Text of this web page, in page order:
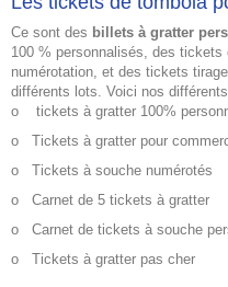
Ce sont des billets à gratter
100 % personnalisés, des tickets
numérotation, et des tickets
différents lots. Voici nos
o
tickets à gratter 100%
o
Tickets à gratter pour
o
Tickets à souche numérotés
o
Carnet de 5 tickets à gratter
o
Carnet de tickets à souche
o
Tickets à gratter pas cher